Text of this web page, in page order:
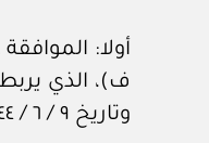
وتاريخ ٩ / ٦ / ١٤٤٤هـ، بمساحة مقدارها (١٨٦,٥م٢) مائة وستة وثمانون مترا مربعا وخمسة سنتيمترات مربعة.